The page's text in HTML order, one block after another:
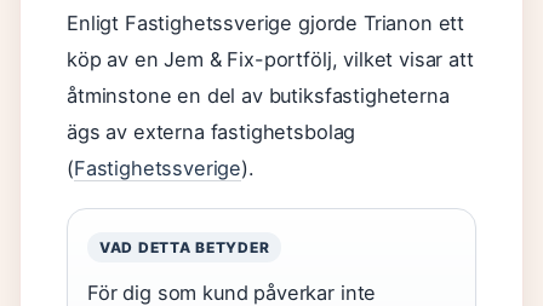
Enligt Fastighetssverige gjorde Trianon ett
köp av en Jem & Fix-portfölj, vilket visar att
åtminstone en del av butiksfastigheterna
ägs av externa fastighetsbolag
(Fastighetssverige).
VAD DETTA BETYDER
För dig som kund påverkar inte